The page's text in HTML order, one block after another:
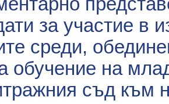
за участие в
среди,
обучение на
съд към